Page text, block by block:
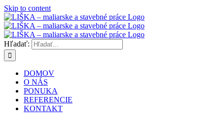
Skip to content
Hľadať:
DOMOV
O NÁS
PONUKA
REFERENCIE
KONTAKT